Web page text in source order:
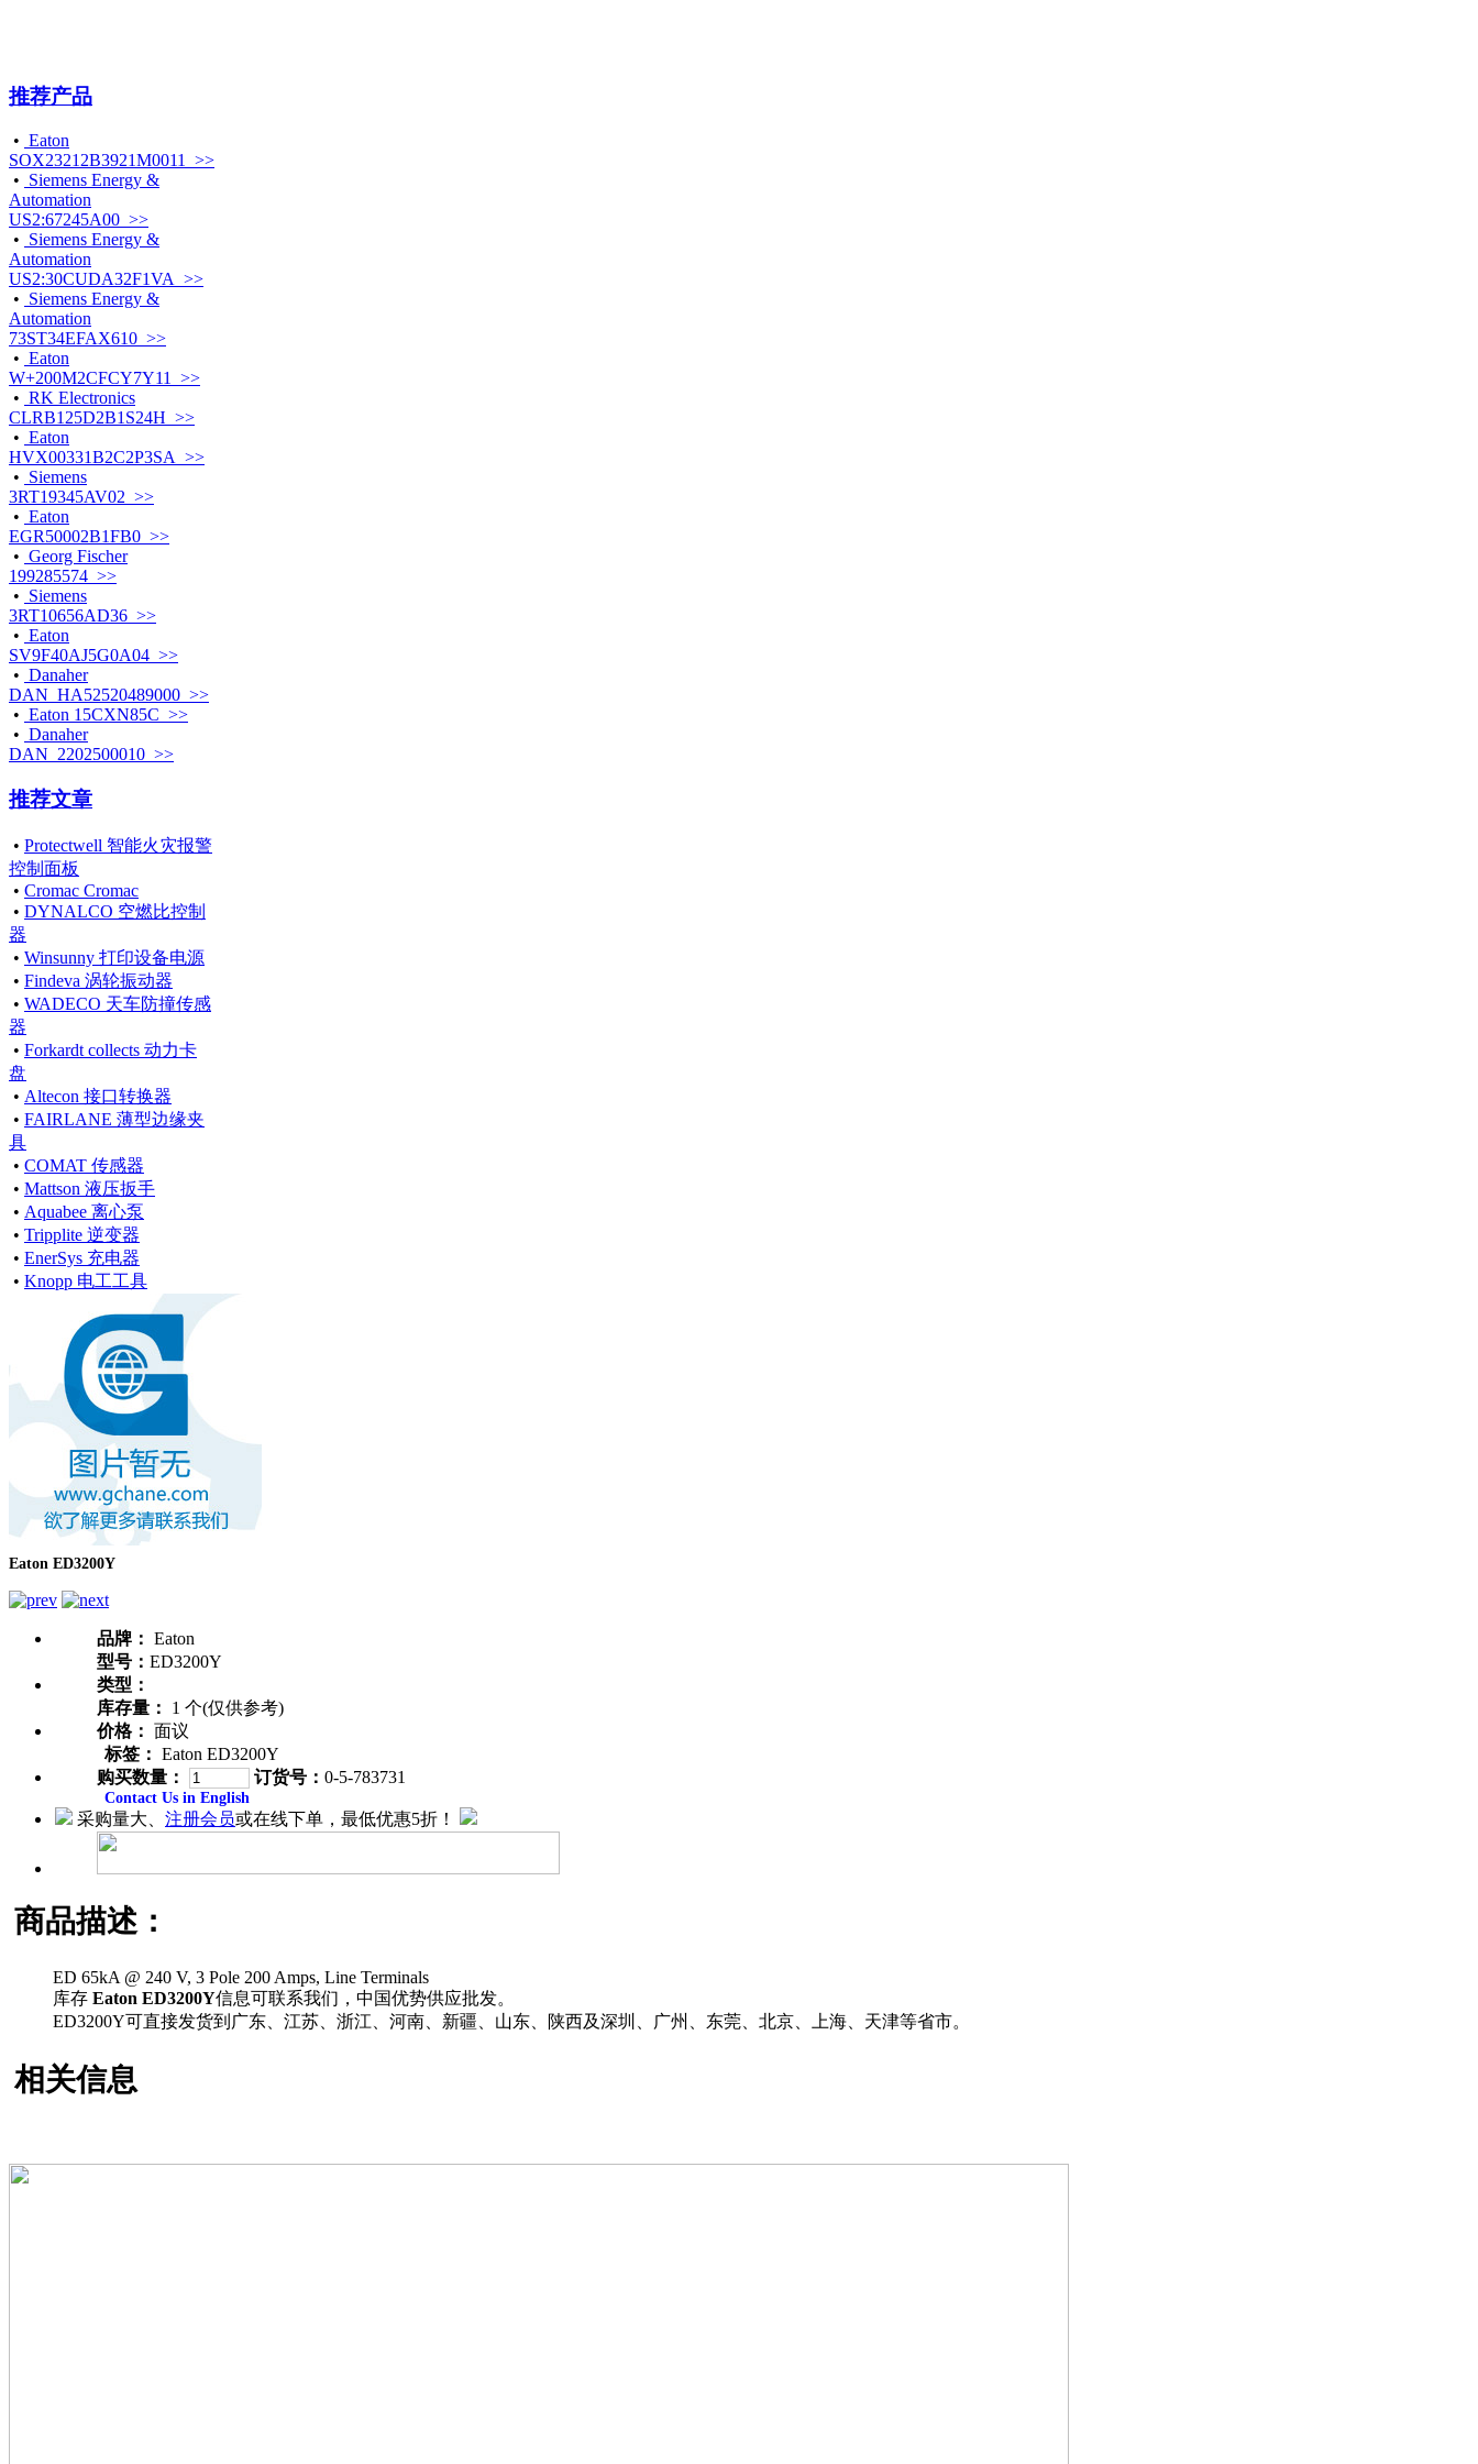
推荐产品
• Eaton
SOX23212B3921M0011 >>
• Siemens Energy &
Automation
US2:67245A00 >>
• Siemens Energy &
Automation
US2:30CUDA32F1VA >>
• Siemens Energy &
Automation
73ST34EFAX610 >>
• Eaton
W+200M2CFCY7Y11 >>
• RK Electronics
CLRB125D2B1S24H >>
• Eaton
HVX00331B2C2P3SA >>
• Siemens
3RT19345AV02 >>
• Eaton
EGR50002B1FB0 >>
• Georg Fischer
199285574 >>
• Siemens
3RT10656AD36 >>
• Eaton
SV9F40AJ5G0A04 >>
• Danaher
DAN_HA52520489000 >>
• Eaton 15CXN85C >>
• Danaher
DAN_2202500010 >>
推荐文章
• Protectwell 智能火灾报警
控制面板
• Cromac Cromac
• DYNALCO 空燃比控制
器
• Winsunny 打印设备电源
• Findeva 涡轮振动器
• WADECO 天车防撞传感
器
• Forkardt collects 动力卡
盘
• Altecon 接口转换器
• FAIRLANE 薄型边缘夹
具
• COMAT 传感器
• Mattson 液压扳手
• Aquabee 离心泵
• Tripplite 逆变器
• EnerSys 充电器
• Knopp 电工工具
Eaton ED3200Y
品牌： Eaton
型号： ED3200Y
类型：
库存量：
1 个(仅供参考)
价格： 面议
标签： Eaton ED3200Y
购买数量：
订货号： 0-5-783731
Contact Us in English
采购量大、 注册会员或在线下单，最低优惠5折！
商品描述：
ED 65kA @ 240 V, 3 Pole 200 Amps, Line Terminals
库存 Eaton ED3200Y信息可联系我们，中国优势供应批发。
ED3200Y可直接发货到广东、江苏、浙江、河南、新疆、山东、陕西及深圳、广州、东莞、北京、上海、天津等省市。
相关信息